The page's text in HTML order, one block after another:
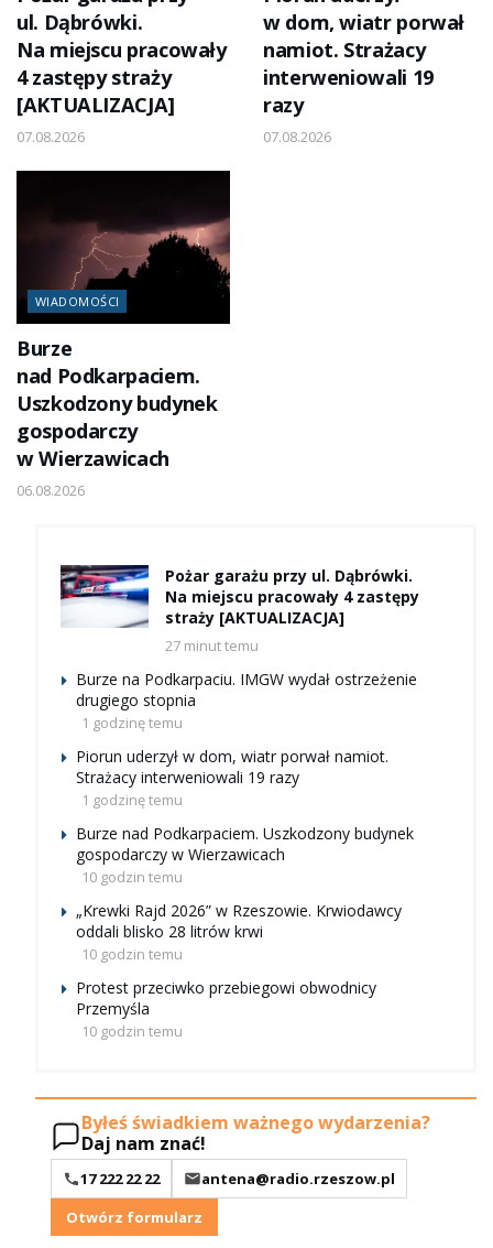
ul. Dąbrówki.
Na miejscu pracowały
4 zastępy straży
[AKTUALIZACJA]
07.08.2026
w dom, wiatr porwał
namiot. Strażacy
interweniowali 19
razy
07.08.2026
WIADOMOŚCI
Burze
nad Podkarpaciem.
Uszkodzony budynek
gospodarczy
w Wierzawicach
06.08.2026
Pożar garażu przy ul. Dąbrówki.
Na miejscu pracowały 4 zastępy
straży [AKTUALIZACJA]
27 minut temu
Burze na Podkarpaciu. IMGW wydał ostrzeżenie
drugiego stopnia
1 godzinę temu
Piorun uderzył w dom, wiatr porwał namiot.
Strażacy interweniowali 19 razy
1 godzinę temu
Burze nad Podkarpaciem. Uszkodzony budynek
gospodarczy w Wierzawicach
10 godzin temu
„Krewki Rajd 2026” w Rzeszowie. Krwiodawcy
oddali blisko 28 litrów krwi
10 godzin temu
Protest przeciwko przebiegowi obwodnicy
Przemyśla
10 godzin temu
Byłeś świadkiem ważnego wydarzenia?
Daj nam znać!
17 222 22 22
antena@radio.rzeszow.pl
Otwórz formularz